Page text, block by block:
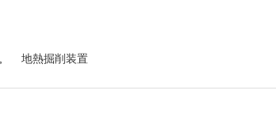
地熱掘削装置